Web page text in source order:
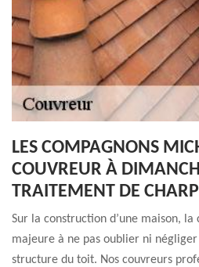
LES COMPAGNONS
COUVREUR À
TRAITEMENT DE
Sur la construction d’une maison,
majeure à ne pas oublier ni
structure du toit. Nos couvreurs